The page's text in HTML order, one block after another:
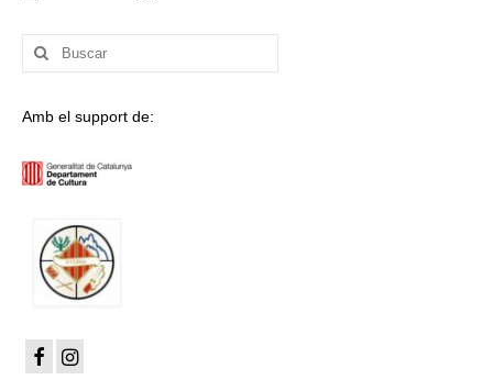
Buscar
por:
Amb el support de: